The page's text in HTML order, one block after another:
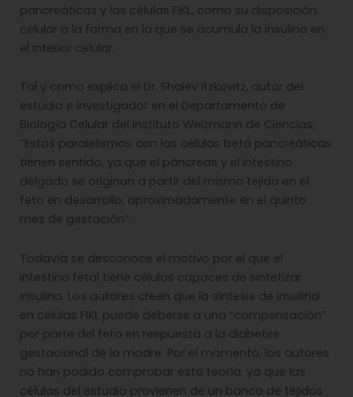
pancreáticas y las células FIKL, como su disposición
celular o la forma en la que se acumula la insulina en
el interior celular.
Tal y como explica el Dr. Shalev Itzkovitz, autor del
estudio e investigador en el Departamento de
Biología Celular del Instituto Weizmann de Ciencias,
“Estos paralelismos con las células beta pancreáticas
tienen sentido, ya que el páncreas y el intestino
delgado se originan a partir del mismo tejido en el
feto en desarrollo, aproximadamente en el quinto
mes de gestación”.
Todavía se desconoce el motivo por el que el
intestino fetal tiene células capaces de sintetizar
insulina. Los autores creen que la síntesis de insulina
en células FIKL puede deberse a una “compensación”
por parte del feto en respuesta a la diabetes
gestacional de la madre. Por el momento, los autores
no han podido comprobar esta teoría, ya que las
células del estudio provienen de un banco de tejidos